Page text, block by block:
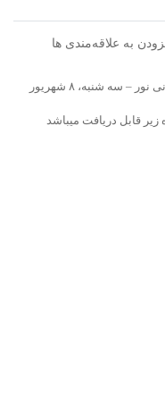
به علاقه‌مندی ها
استاد محمد انصاری – آن روی سکه – شبکه جهانی نور – سه شنبه، ۸ شهریور
قابل دریافت میباشد